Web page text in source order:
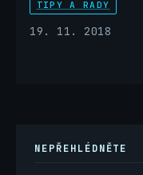
TIPY A RADY
19. 11. 2018
NEPŘEHLÉDNĚTE